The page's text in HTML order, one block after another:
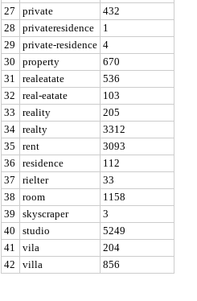
27
private
432
28
privateresidence
1
29
private-residence 4
30
property
670
31
realeatate
536
32
real-eatate
103
33
reality
205
34
realty
3312
35
rent
3093
36
residence
112
37
rielter
33
38
room
1158
39
skyscraper
3
40
studio
5249
41
vila
204
42
villa 856